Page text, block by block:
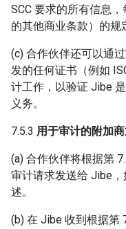
SCC 要求的所有信息
的其他商业条款）的规
(c) 合作伙伴还可以通
发的任何证书（例如
计工作，以验证 Jibe
义务。
7.5.3 用于审计的附加
(a) 合作伙伴将根据第
审计请求发送给 Jibe，
述。
(b) 在 Jibe 收到根据第